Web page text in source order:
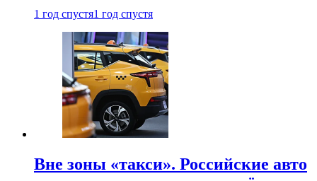
1 год спустя1 год спустя
Вне зоны «такси». Российские авто